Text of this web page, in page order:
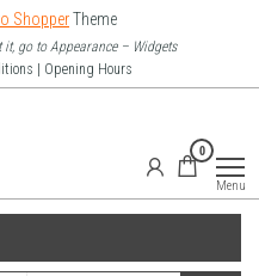
ShopperTheme
go to Appearance – Widgets
| Opening Hours
0
Menu